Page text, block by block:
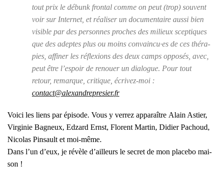
tout prix le débunk fron­tal comme on peut (trop) sou­vent
voir sur Inter­net, et réa­li­ser un docu­men­taire aus­si bien
visible par des per­sonnes proches des milieux scep­tiques
que des adeptes plus ou moins convaincu·es de ces thé­ra­
pies, affi­ner les réflexions des deux camps oppo­sés, avec,
peut être l’espoir de renouer un dia­logue. Pour tout
retour, remarque, cri­tique, écri­vez-moi :
contact@alexandrepresier.fr
Voi­ci les liens par épi­sode. Vous y ver­rez appa­raître Alain Astier,
Vir­gi­nie Bagneux, Edzard Ernst, Florent Mar­tin, Didier Pachoud,
Nico­las Pin­sault et moi-même.
Dans l’un d’eux, je révèle d’ailleurs le secret de mon pla­ce­bo mai­
son !